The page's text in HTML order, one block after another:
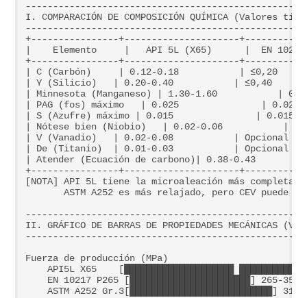
I. COMPARACIÓN DE COMPOSICIÓN QUÍMICA (Valores
+----------------+---------------------
|    Elemento     |   API 5L (X65)      |  EN 10217
+----------------+---------------------
| C (Carbón)     | 0.12-0.18           |
| Y (Silicio)   | 0.20-0.40           | ≤0,40
| Minnesota (Manganeso) | 1.30-1.60
| PAG (fos) máximo   | 0.025               |
| S (Azufre) máximo | 0.015               |
| Nótese bien (Niobio)   | 0.02-0.06           |
| V (Vanadio)   | 0.02-0.08           |
| De (Titanio)  | 0.01-0.03           |
| Atender (Ecuación de carbono)| 0.38-0.43
+----------------+---------------------
[NOTA] API 5L tiene la microaleación más completa,
ASTM A252 es más relajado, pero CEV puede
II. GRÁFICO DE BARRAS DE PROPIEDADES MECÁNICAS
Fuerza de producción (MPa)
API5L X65    [████████████████████
    EN 10217 P265 [██████████████████████] 265-350
ASTM A252 Gr.3[██████████████████████████]